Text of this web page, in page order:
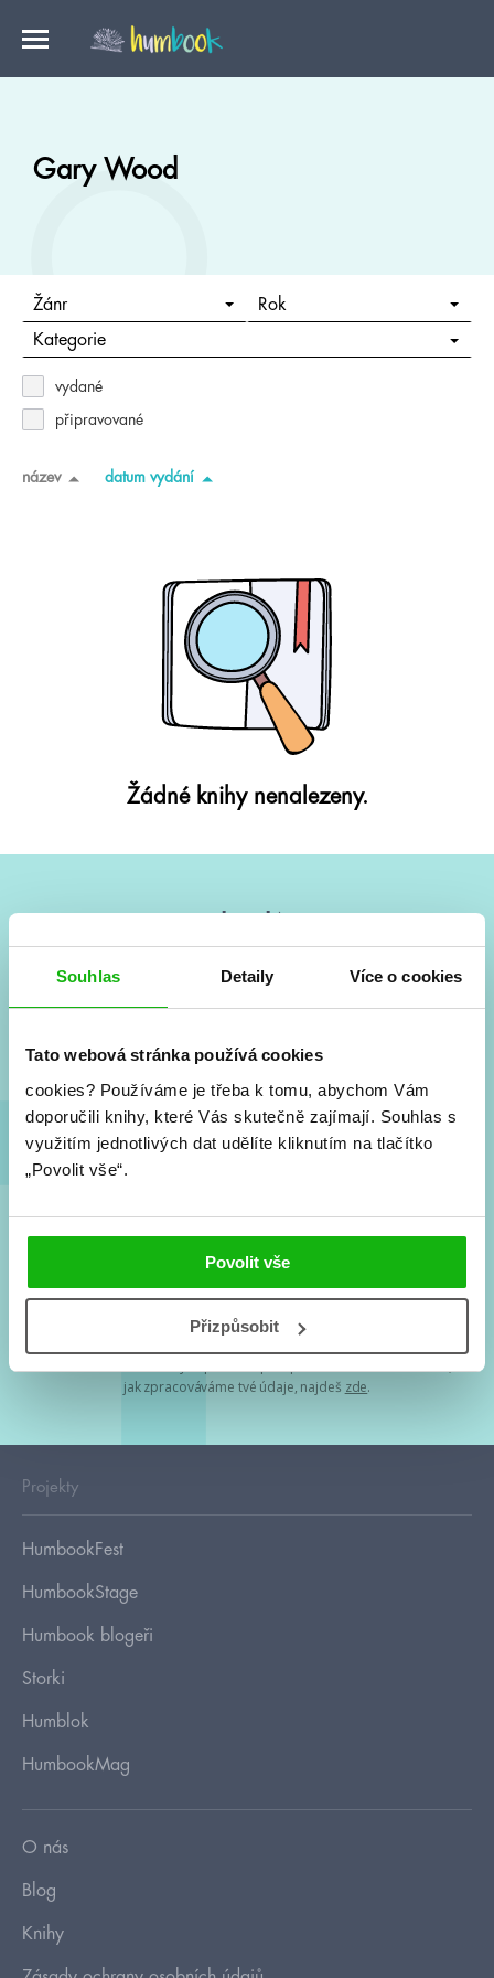
Souhlas Detaily Více o cookies
Tato webová stránka používá cookies
cookies? Používáme je třeba k tomu, abychom Vám
doporučili knihy, které Vás skutečně zajímají. Souhlas s
využitím jednotlivých dat udělíte kliknutím na tlačítko
„Povolit vše“.
Povolit vše
Přizpůsobit
Gary Wood
Žánr Rok
Kategorie
vydané
připravované
název datum vydání
Žádné knihy nenalezeny.
Vše kolem #youngadult každý měsíc rovnou do mailu!
a seriálové adaptace a další.
Souhlasím spodmínkami zpracování osobních údajů
Tvá e-mailová adresa je u nás v bezpečí. Přečti si
jak zpracováváme tvé údaje, najdeš zde.
Projekty
HumbookFest
HumbookStage
Humbook blogeři
Storki
Humblok
HumbookMag
O nás
Blog
Knihy